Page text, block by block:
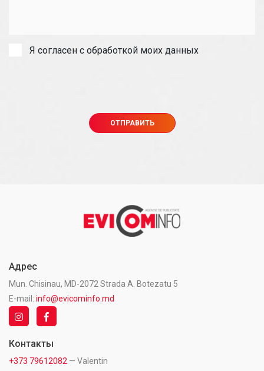
Я согласен с обработкой моих данных
Адрес
Mun. Chisinau, MD-2072 Strada A. Botezatu 5
E-mail: info@evicominfo.md
Контакты
+373 79612082 — Valentin